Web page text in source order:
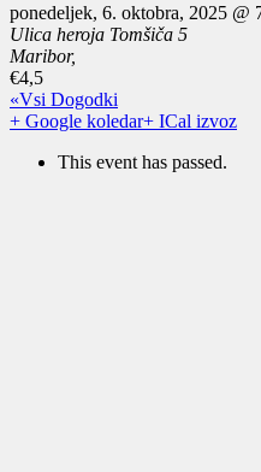
ponedeljek, 6. oktobra, 2025 @
Ulica heroja Tomšiča 5
Maribor,
€4,5
«Vsi Dogodki
+ Google koledar+ ICal izvoz
This event has passed.